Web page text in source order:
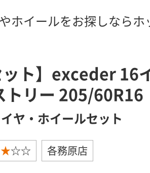
ホイールをお探しなら
ット】exceder
トリー 205/
ヤ・ホイールセット
☆☆ 各務原店